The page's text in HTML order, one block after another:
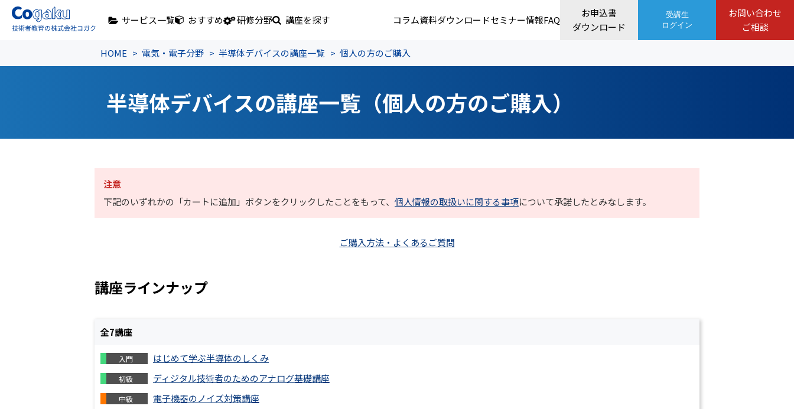
サービス一覧 おすすめ 研修分野 講座を探す コラム資料ダウンロードセミナー情報FAQ
お申込書
ダウンロード
受講生
ログイン
お問い合わせ
ご相談
HOME 電気・電子分野 半導体デバイスの講座一覧 個人の方のご購入
半導体デバイスの講座一覧（個人の方のご購入）
注意
下記のいずれかの「カートに追加」ボタンをクリックしたことをもって、 個人情報の取扱いに関する事項について承諾したとみなします。
ご購入方法・よくあるご質問
講座ラインナップ
全7講座
入門 はじめて学ぶ半導体のしくみ
初級 ディジタル技術者のためのアナログ基礎講座
中級 電子機器のノイズ対策講座